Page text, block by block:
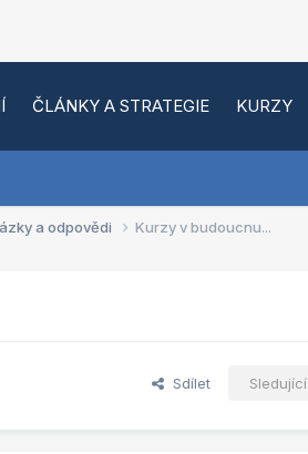
ČLÁNKY A STRATEGIE KURZY
a odpovědi Kurzy v budoucnu...
Sdílet Sledující